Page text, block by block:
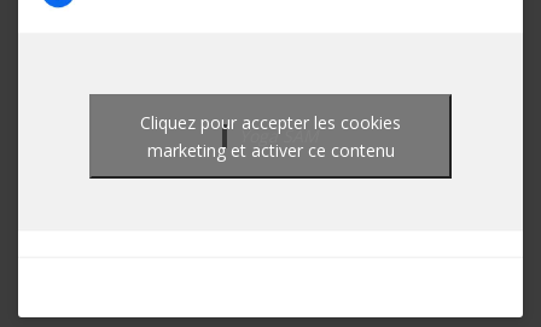
Yoga SAM
Cliquez pour accepter les cookies
marketing et activer ce contenu